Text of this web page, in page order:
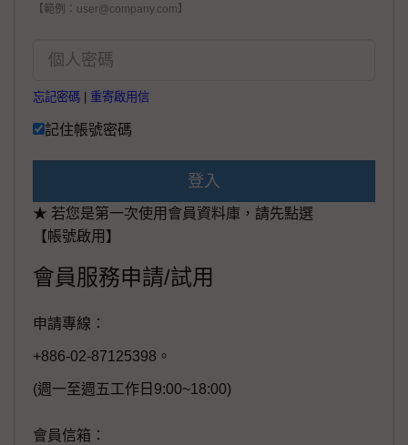
【範例：user@company.com】
忘記密碼 重寄啟用信
記住帳號密碼
登入
★ 若您是第一次使用會員資料庫，請先點選
【帳號啟用】
會員服務申請/試用
申請專線：
+886-02-87125398。
(週一至週五工作日9:00~18:00)
會員信箱：